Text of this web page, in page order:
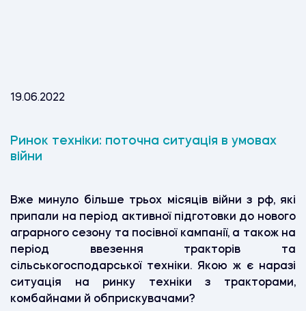
19.06.2022
Ринок техніки: поточна ситуація в умовах
війни
Вже минуло більше трьох місяців війни з рф, які
припали на період активної підготовки до нового
аграрного сезону та посівної кампанії, а також на
період ввезення тракторів та
сільськогосподарської техніки. Якою ж є наразі
ситуація на ринку техніки з тракторами,
комбайнами й обприскувачами?